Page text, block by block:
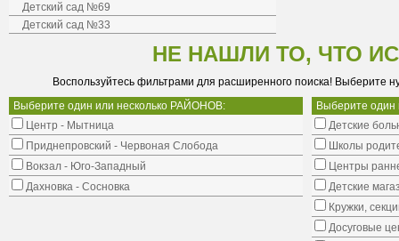
Детский сад №69
Детский сад №33
НЕ НАШЛИ ТО, ЧТО
Воспользуйтесь фильтрами для расширенного поиска! Выберите
Выберите один или несколько РАЙОНОВ:
Центр - Мытница
Приднепровский - Червоная Слобода
Вокзал - Юго-Западный
Дахновка - Сосновка
Выберите
Детские
Школы
Центры
Детские
Кружки,
Досуговые